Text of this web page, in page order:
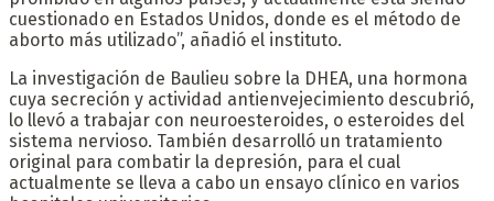
cuestionado en Estados Unidos, donde es el método de
aborto más utilizado”, añadió el instituto.
La investigación de Baulieu sobre la DHEA, una hormona
cuya secreción y actividad antienvejecimiento descubrió,
lo llevó a trabajar con neuroesteroides, o esteroides del
sistema nervioso. También desarrolló un tratamiento
original para combatir la depresión, para el cual
actualmente se lleva a cabo un ensayo clínico en varios